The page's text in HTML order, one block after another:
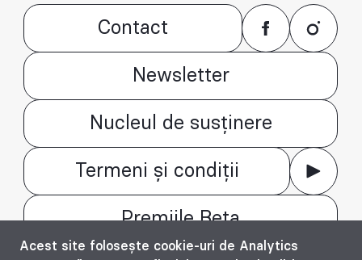
Acest site folosește cookie-uri de Analytics
Contact
Newsletter
Nucleul de susținere
Termeni și condiții
Premiile Beta